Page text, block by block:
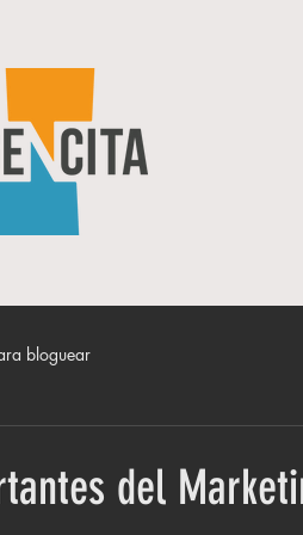
bloguear
del